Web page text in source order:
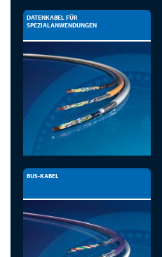
DATENKABEL FÜR
SPEZIALANWENDUNGEN
BUS-KABEL